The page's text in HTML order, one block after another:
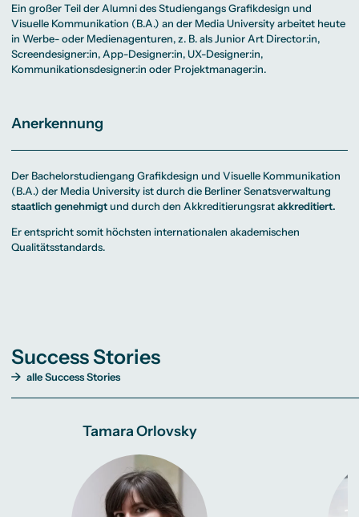
Ein großer Teil der Alumni des Studiengangs Grafikdesign und
Visuelle Kommunikation (B.A.) an der Media University arbeitet heute
in Werbe- oder Medienagenturen, z. B. als Junior Art Director:in,
Screendesigner:in, App-Designer:in, UX-Designer:in,
Kommunikationsdesigner:in oder Projektmanager:in.
Anerkennung
Der Bachelorstudiengang Grafikdesign und Visuelle Kommunikation
(B.A.) der Media University ist durch die Berliner Senatsverwaltung
staatlich genehmigtund durch den Akkreditierungsratakkreditiert.
Er entspricht somit höchsten internationalen akademischen
Qualitätsstandards.
Success Stories
alle Success Stories
Tamara Orlovsky